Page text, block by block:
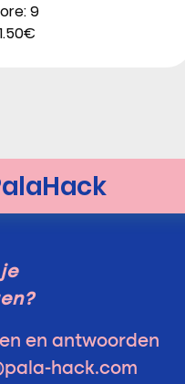
9
en antwoorden
hack.com